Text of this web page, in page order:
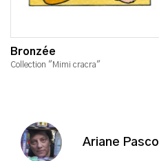
Bronzée
Collection "Mimi cracra"
Ariane Pasco